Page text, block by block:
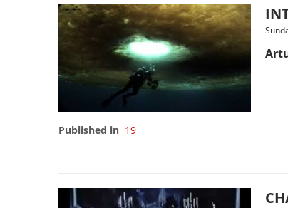
Published in 19